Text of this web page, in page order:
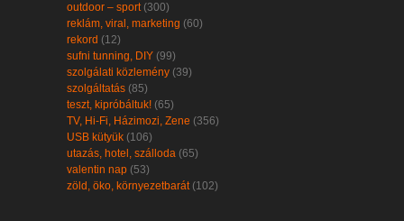
outdoor – sport(300)
reklám, viral, marketing (60)
rekord (12)
sufni tunning, DIY (99)
szolgálati közlemény (39)
szolgáltatás (85)
teszt, kipróbáltuk! (65)
TV, Hi-Fi, Házimozi, Zene (356)
USB kütyük (106)
utazás, hotel, szálloda (65)
valentin nap (53)
zöld, öko, környezetbarát(102)